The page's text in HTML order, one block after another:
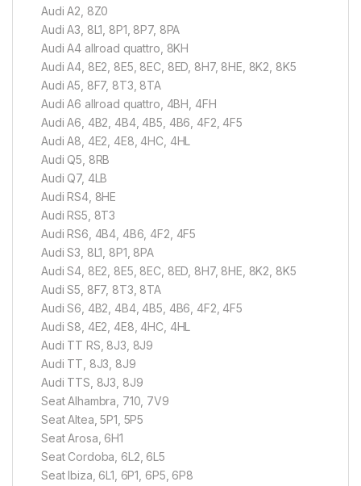
Audi A2, 8Z0
Audi A3, 8L1, 8P1, 8P7, 8PA
Audi A4 allroad quattro, 8KH
Audi A4, 8E2, 8E5, 8EC, 8ED, 8H7, 8HE, 8K2, 8K5
Audi A5, 8F7, 8T3, 8TA
Audi A6 allroad quattro, 4BH, 4FH
Audi A6, 4B2, 4B4, 4B5, 4B6, 4F2, 4F5
Audi A8, 4E2, 4E8, 4HC, 4HL
Audi Q5, 8RB
Audi Q7, 4LB
Audi RS4, 8HE
Audi RS5, 8T3
Audi RS6, 4B4, 4B6, 4F2, 4F5
Audi S3, 8L1, 8P1, 8PA
Audi S4, 8E2, 8E5, 8EC, 8ED, 8H7, 8HE, 8K2, 8K5
Audi S5, 8F7, 8T3, 8TA
Audi S6, 4B2, 4B4, 4B5, 4B6, 4F2, 4F5
Audi S8, 4E2, 4E8, 4HC, 4HL
Audi TT RS, 8J3, 8J9
Audi TT, 8J3, 8J9
Audi TTS, 8J3, 8J9
Seat Alhambra, 710, 7V9
Seat Altea, 5P1, 5P5
Seat Arosa, 6H1
Seat Cordoba, 6L2, 6L5
Seat Ibiza, 6L1, 6P1, 6P5, 6P8